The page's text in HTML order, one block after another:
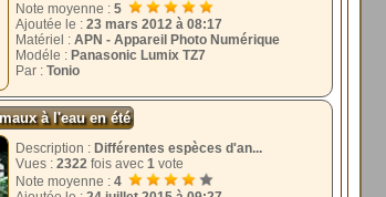
Note moyenne : 5
Ajoutée le : 23 mars 2012 à 08:17
Matériel : APN - Appareil Photo Numérique
Modéle : Panasonic Lumix TZ7
Par : Tonio
à l'eau en été
Description : Différentes espèces d'an...
Vues : 2322 fois avec 1 vote
Note moyenne : 4